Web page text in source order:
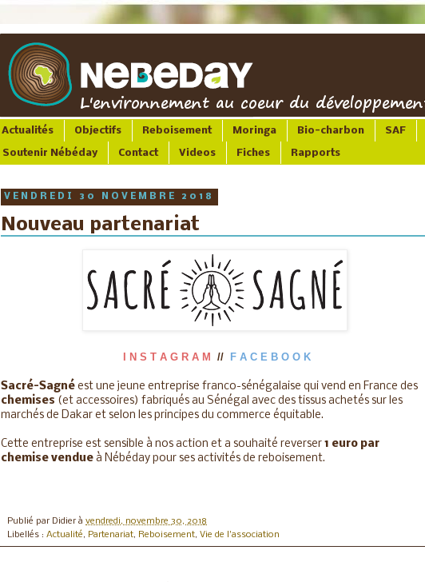
Actualités Objectifs Reboisement Moringa Bio-charbon SAF
Soutenir Nébéday Contact Videos Fiches Rapports
VENDREDI 30 NOVEMBRE 2018
Nouveau partenariat
I N S T A G R A M // F A C E B O O K
Sacré-Sagné est une jeune entreprise franco-sénégalaise qui vend en France des
chemises (et accessoires) fabriqués au Sénégal avec des tissus achetés sur les
marchés de Dakar et selon les principes du commerce équitable.
Cette entreprise est sensible à nos action et a souhaité reverser 1 euro par
chemise vendue à Nébéday pour ses activités de reboisement.
Publié par Didier à vendredi, novembre 30, 2018
Libellés : Actualité, Partenariat, Reboisement, Vie de l'association